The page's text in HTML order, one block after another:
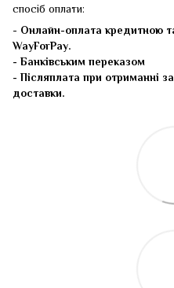
спосіб оплати:
- Онлайн-оплата кредитною
WayForPay.
- Банківським переказом
- Післяплата при отриманні
доставки.